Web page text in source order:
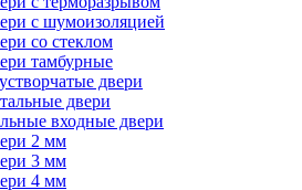
с шумоизоляцией
со стеклом
тамбурные
двери
двери
входные двери
2 мм
3 мм
4 мм